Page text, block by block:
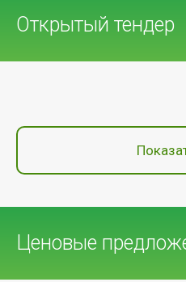
Открытый тендер
Ценовые